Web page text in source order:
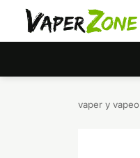
Saltar
contenido
vaper y vapeo